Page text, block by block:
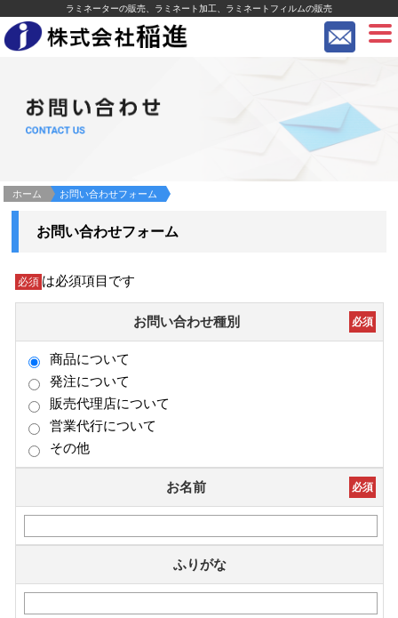
ラミネーターの販売、ラミネート加工、ラミネートフィルムの販売
ホーム お問い合わせフォーム
お問い合わせフォーム
必須 は必須項目です
お問い合わせ種別 必須
商品について
発注について
販売代理店について
営業代行について
その他
お名前 必須
ふりがな